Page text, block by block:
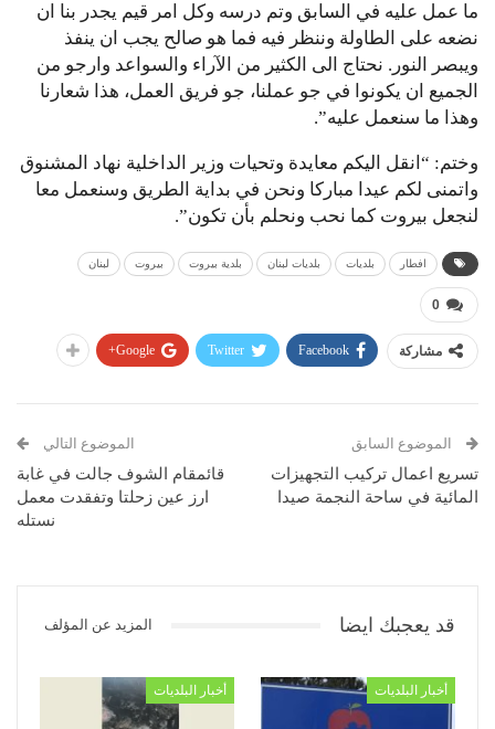
ما عمل عليه في السابق وتم درسه وكل امر قيم يجدر بنا ان
نضعه على الطاولة وننظر فيه فما هو صالح يجب ان ينفذ
ويبصر النور. نحتاج الى الكثير من الآراء والسواعد وارجو من
الجميع ان يكونوا في جو عملنا، جو فريق العمل، هذا شعارنا
وهذا ما سنعمل عليه”.
وختم: “انقل اليكم معايدة وتحيات وزير الداخلية نهاد المشنوق
واتمنى لكم عيدا مباركا ونحن في بداية الطريق وسنعمل معا
لنجعل بيروت كما نحب ونحلم بأن تكون”.
افطار بلديات بلديات لبنان بلدية بيروت بيروت لبنان
0
مشاركة Facebook
Twitter
Google+
الموضوع السابق
تسريع اعمال تركيب التجهيزات
المائية في ساحة النجمة صيدا
الموضوع التالي
قائمقام الشوف جالت في غابة
ارز عين زحلتا وتفقدت معمل
نستله
قد يعجبك ايضا المزيد عن المؤلف
أخبار البلديات أخبار البلديات